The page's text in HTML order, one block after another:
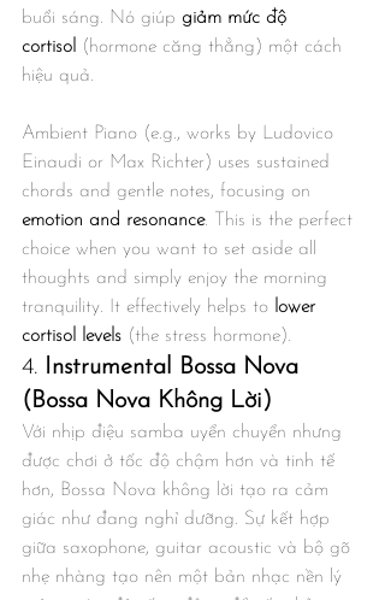
buổi sáng. Nó giúp giảm mức độ
cortisol
(hormone căng thẳng) một cách
hiệu quả.
Ambient Piano (e.g., works by Ludovico
Einaudi or Max Richter) uses sustained
chords and gentle notes, focusing on
emotion and resonance. This is the perfect
choice when you want to set aside all
thoughts and simply enjoy the morning
tranquility. It effectively helps to lower
cortisol levels (the stress hormone).
4.
Instrumental Bossa Nova
(Bossa Nova Không Lời)
Với nhịp điệu samba uyển chuyển nhưng
được chơi ở tốc độ chậm hơn và tinh tế
hơn, Bossa Nova không lời tạo ra cảm
giác như đang nghỉ dưỡng. Sự kết hợp
giữa saxophone, guitar acoustic và bộ gõ
nhẹ nhàng tạo nên một bản nhạc nền lý